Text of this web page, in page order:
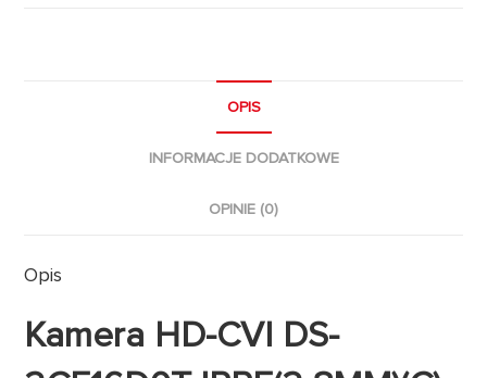
OPIS
INFORMACJE DODATKOWE
OPINIE (0)
Opis
Kamera HD-CVI DS-